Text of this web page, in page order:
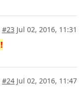
#23 Jul 02, 2016, 11:31
#24 Jul 02, 2016, 11:47